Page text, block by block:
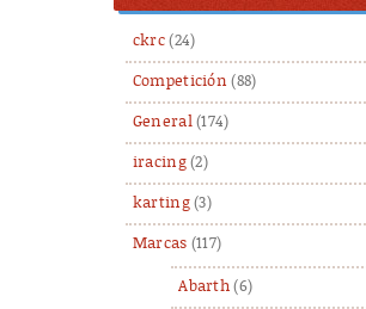
ckrc(24)
Competición (88)
General(174)
iracing(2)
karting(3)
Marcas (117)
Abarth (6)